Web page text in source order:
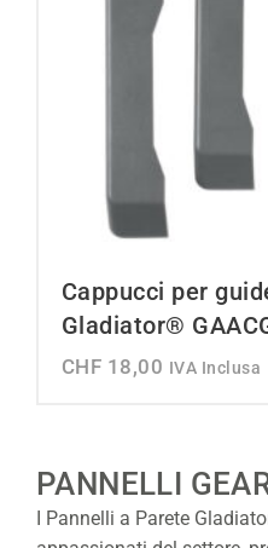
Cappucci per
Gladiator®
CHF 18,00 IVA Inclusa
PANNELLI
I Pannelli a Parete